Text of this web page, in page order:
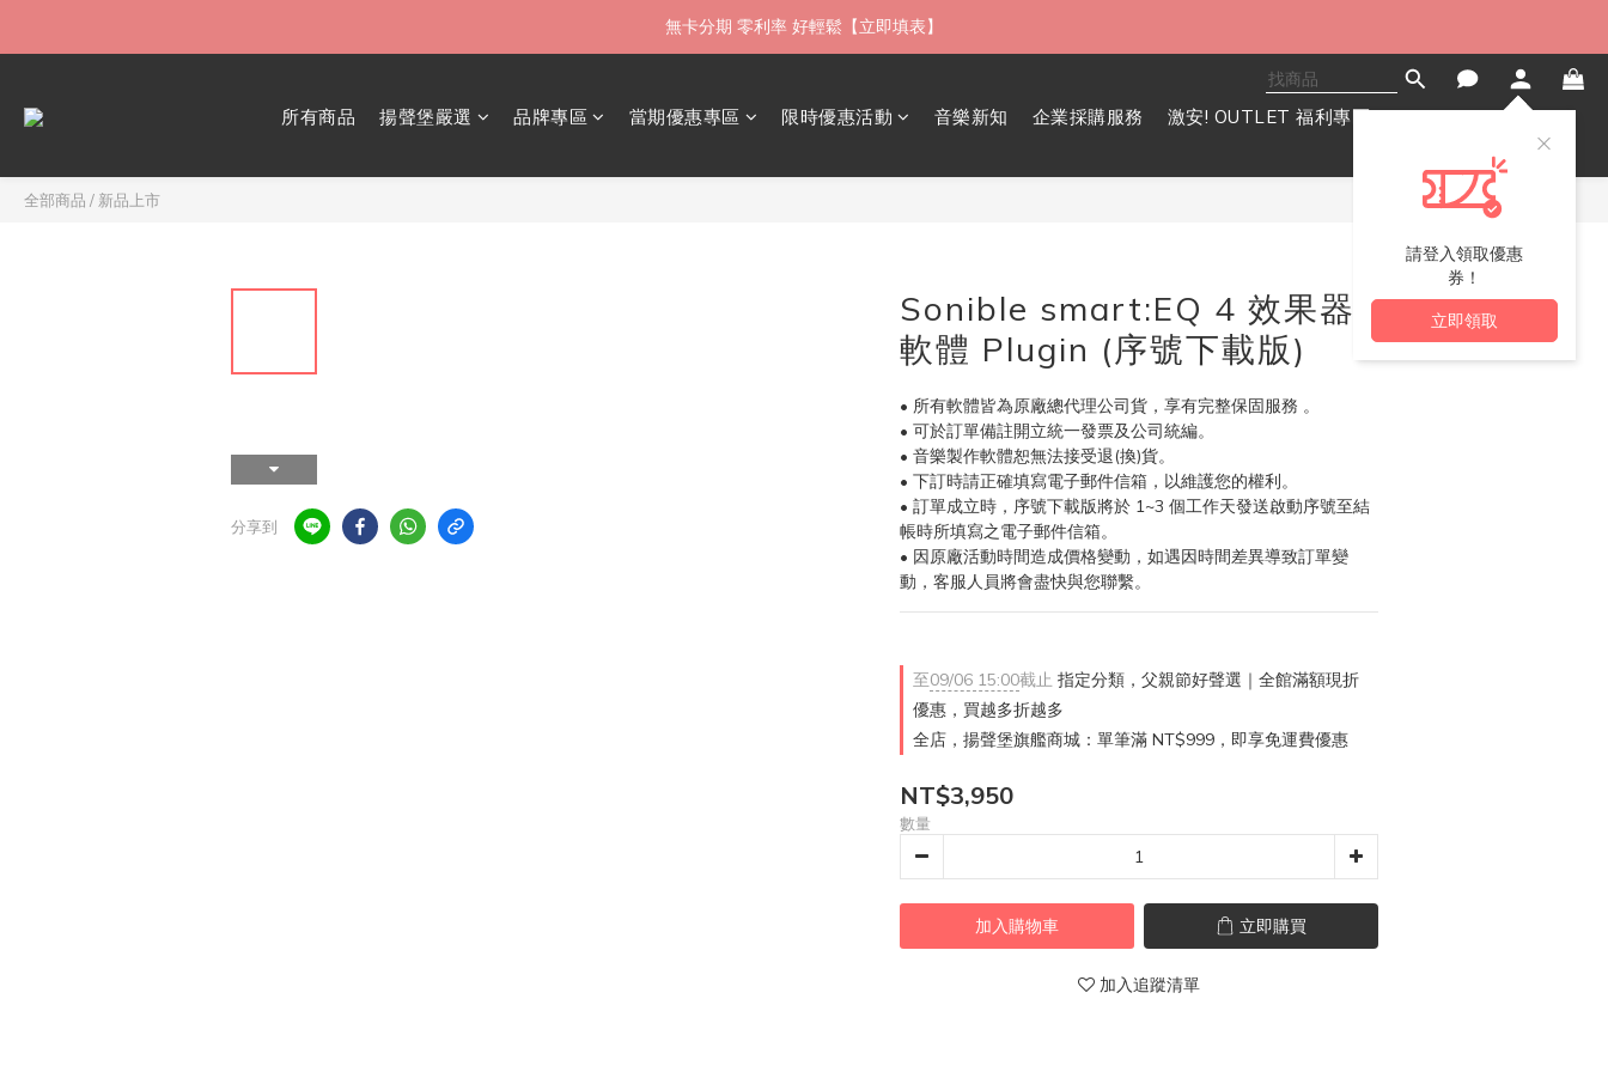
如需當日配送貨海外寄送，歡迎直接與我們聯繫
無卡分期 零利率 好輕鬆【立即填表】
如需當日配送貨海外寄送，歡迎直接與我們聯繫
請登入領取優惠
券！
立即領取
所有商品 揚聲堡嚴選 品牌專區 當期優惠專區 限時優惠活動 音樂新知 企業採購服務 激安! OUTLET 福利專區
全部商品 / 新品上市
分享到
Sonible smart:EQ 4 效果器
軟體 Plugin (序號下載版)
• 所有軟體皆為原廠總代理公司貨，享有完整保固服務 。
• 可於訂單備註開立統一發票及公司統編。
• 音樂製作軟體恕無法接受退(換)貨。
• 下訂時請正確填寫電子郵件信箱，以維護您的權利。
• 訂單成立時，序號下載版將於 1~3 個工作天發送啟動序號至結
帳時所填寫之電子郵件信箱。
• 因原廠活動時間造成價格變動，如遇因時間差異導致訂單變
動，客服人員將會盡快與您聯繫。
至09/06 15:00截止 指定分類，父親節好聲選｜全館滿額現折
優惠，買越多折越多
全店，揚聲堡旗艦商城：單筆滿 NT$999，即享免運費優惠
NT$3,950
數量
加入購物車 立即購買
加入追蹤清單